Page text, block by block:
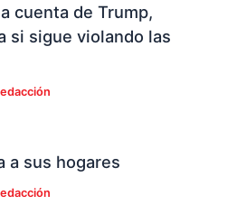
cuenta de Trump,
si sigue violando las
a sus hogares